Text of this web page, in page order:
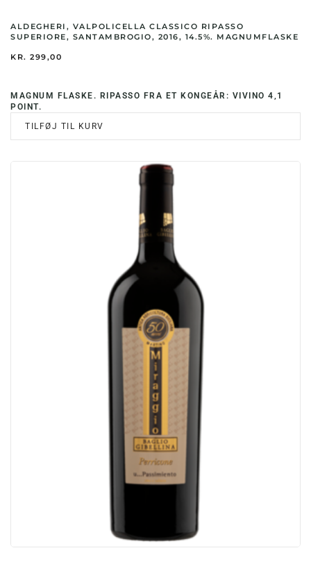
ALDEGHERI, VALPOLICELLA CLASSICO RIPASSO
SUPERIORE, SANTAMBROGIO, 2016, 14.5%. MAGNUMFLASKE
KR. 299,00
MAGNUM FLASKE. RIPASSO FRA ET KONGEÅR: VIVINO 4,1
POINT.
TILFØJ TIL KURV